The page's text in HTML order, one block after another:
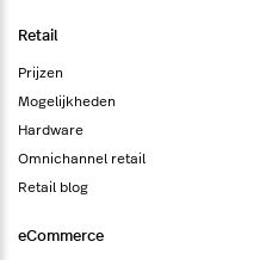
Retail
Prijzen
Mogelijkheden
Hardware
Omnichannel retail
Retail blog
eCommerce